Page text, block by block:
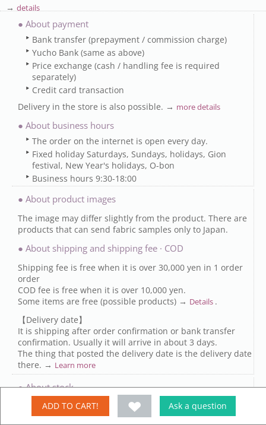
ADD TO CART! Ask a question
→ details
● About payment
Bank transfer (prepayment / commission charge)
Yucho Bank (same as above)
Price exchange (cash / handling fee is required
separately)
Credit card transaction
Delivery in the store is also possible. → more details
● About business hours
The order on the internet is open every day.
Fixed holiday Saturdays, Sundays, holidays, Gion
festival, New Year's holidays, O-bon
Business hours 9:30-18:00
● About product images
The image may differ slightly from the product. There are
products that can send fabric samples only to Japan.
● About shipping and shipping fee · COD
Shipping fee is free when it is over 30,000 yen in 1 order
order
COD fee is free when it is over 10,000 yen.
Some items are free (possible products) → Details .
【Delivery date】
It is shipping after order confirmation or bank transfer
confirmation. Usually it will arrive in about 3 days.
The thing that posted the delivery date is the delivery date
there. → Learn more
● About stock
There are times when shortage occurs due to factors such
as seasons.